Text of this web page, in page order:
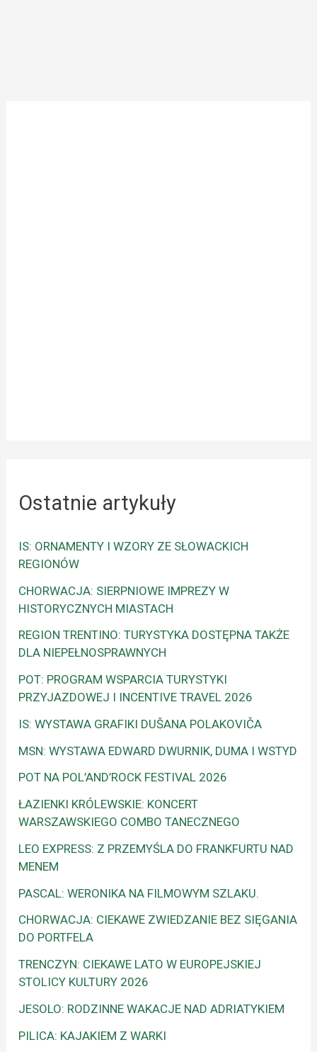
Ostatnie artykuły
IS: ORNAMENTY I WZORY ZE SŁOWACKICH
REGIONÓW
CHORWACJA: SIERPNIOWE IMPREZY W
HISTORYCZNYCH MIASTACH
REGION TRENTINO: TURYSTYKA DOSTĘPNA TAKŻE
DLA NIEPEŁNOSPRAWNYCH
POT: PROGRAM WSPARCIA TURYSTYKI
PRZYJAZDOWEJ I INCENTIVE TRAVEL 2026
IS: WYSTAWA GRAFIKI DUŠANA POLAKOVIČA
MSN: WYSTAWA EDWARD DWURNIK, DUMA I WSTYD
POT NA POL’AND’ROCK FESTIVAL 2026
ŁAZIENKI KRÓLEWSKIE: KONCERT
WARSZAWSKIEGO COMBO TANECZNEGO
LEO EXPRESS: Z PRZEMYŚLA DO FRANKFURTU NAD
MENEM
PASCAL: WERONIKA NA FILMOWYM SZLAKU.
CHORWACJA: CIEKAWE ZWIEDZANIE BEZ SIĘGANIA
DO PORTFELA
TRENCZYN: CIEKAWE LATO W EUROPEJSKIEJ
STOLICY KULTURY 2026
JESOLO: RODZINNE WAKACJE NAD ADRIATYKIEM
PILICA: KAJAKIEM Z WARKI